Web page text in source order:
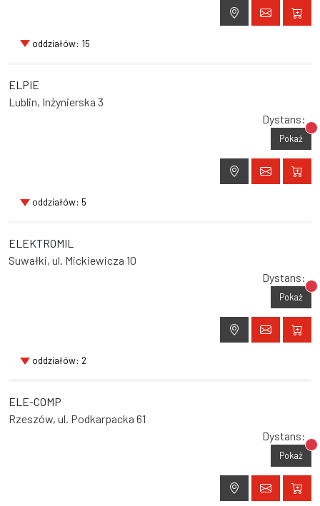
oddziałów: 15
ELPIE
Lublin, Inżynierska 3
Dystans:
Pokaż
oddziałów: 5
ELEKTROMIL
Suwałki, ul. Mickiewicza 10
Dystans:
Pokaż
oddziałów: 2
ELE-COMP
Rzeszów, ul. Podkarpacka 61
Dystans:
Pokaż